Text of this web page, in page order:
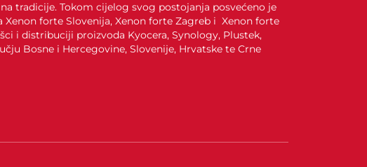
tradicije. Tokom cijelog svog postojanja posvećeno je
forte Slovenija, Xenon forte Zagreb i Xenon forte
i distribuciji proizvoda Kyocera, Synology, Plustek,
Bosne i Hercegovine, Slovenije, Hrvatske te Crne